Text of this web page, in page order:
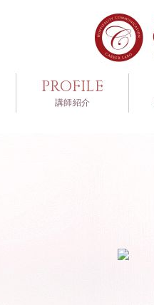
PROFILE
講師紹介